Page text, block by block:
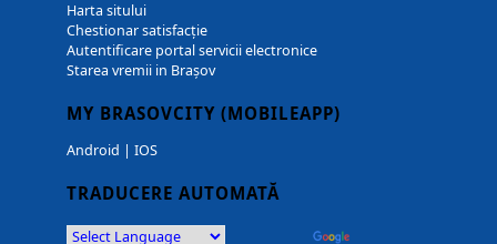
Harta sitului
Chestionar satisfacție
Autentificare portal servicii electronice
Starea vremii in Brașov
MY BRASOVCITY (MOBILEAPP)
Android | IOS
TRADUCERE AUTOMATĂ